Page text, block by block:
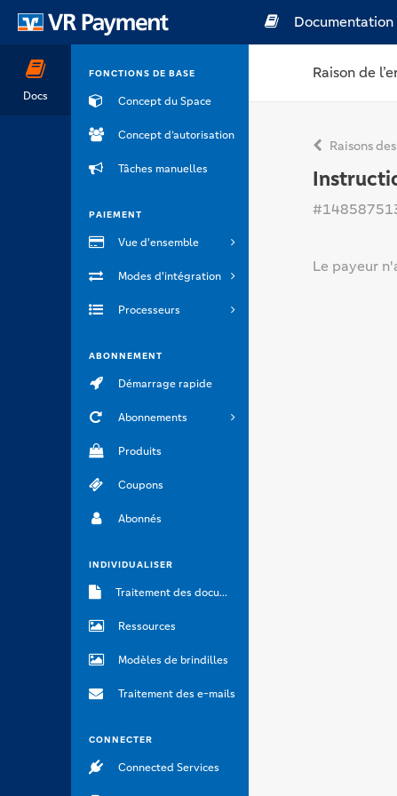
Docs
FONCTIONS DE BASE
Concept du Space
Concept d’autorisation
Tâches manuelles
PAIEMENT
Vue d'ensemble
Modes d'intégration
Processeurs
ABONNEMENT
Démarrage rapide
Abonnements
Produits
Coupons
Abonnés
INDIVIDUALISER
Traitement des documents
Ressources
Modèles de brindilles
Traitement des e-mails
CONNECTER
Connected Services
Documentation
Raison de
Raisons
Le payeur